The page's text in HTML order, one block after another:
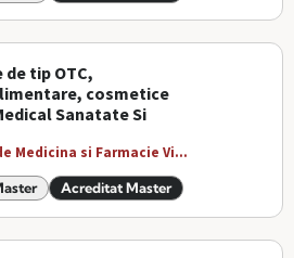
tip OTC,
cosmetice
Sanatate Si
Medicina si Farmacie Vi...
Acreditat Master